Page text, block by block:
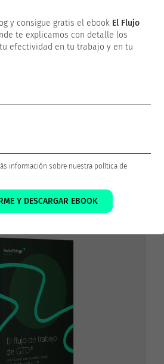
y CEO de
la filosofía GTD como medios para
pondrán tu vida
orden
el ebookEl Flujo de Trabajo de
y consigue gratis el ebook El Flujo
te explicamos con detalle los
efectividad en tu trabajo y en tu
información sobre nuestra política de
Y DESCARGAR EBOOK